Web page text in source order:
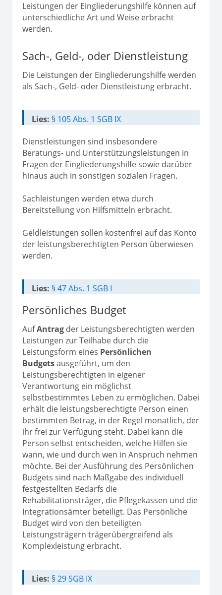
Leistungen der Eingliederungshilfe können auf
unterschiedliche Art und Weise erbracht
werden.
Sach-, Geld-, oder Dienstleistung
Die Leistungen der Eingliederungshilfe werden
als Sach-, Geld- oder Dienstleistung erbracht.
Lies: § 105 Abs. 1 SGB IX
Dienstleistungen sind insbesondere
Beratungs- und Unterstützungsleistungen in
Fragen der Eingliederungshilfe sowie darüber
hinaus auch in sonstigen sozialen Fragen.
Sachleistungen werden etwa durch
Bereitstellung von Hilfsmitteln erbracht.
Geldleistungen sollen kostenfrei auf das Konto
der leistungsberechtigten Person überwiesen
werden.
Lies: § 47 Abs. 1 SGB I
Persönliches Budget
AufAntrag der Leistungsberechtigten werden
Leistungen zur Teilhabe durch die
Leistungsform eines Persönlichen
Budgetsausgeführt, um den
Leistungsberechtigten in eigener
Verantwortung ein möglichst
selbstbestimmtes Leben zu ermöglichen. Dabei
erhält die leistungsberechtigte Person einen
bestimmten Betrag, in der Regel monatlich, der
ihr frei zur Verfügung steht. Dabei kann die
Person selbst entscheiden, welche Hilfen sie
wann, wie und durch wen in Anspruch nehmen
möchte. Bei der Ausführung des Persönlichen
Budgets sind nach Maßgabe des individuell
festgestellten Bedarfs die
Rehabilitationsträger, die Pflegekassen und die
Integrationsämter beteiligt. Das Persönliche
Budget wird von den beteiligten
Leistungsträgern trägerübergreifend als
Komplexleistung erbracht.
Lies: § 29 SGB IX